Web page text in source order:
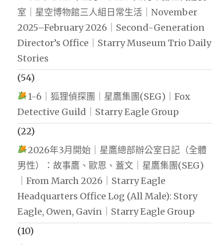
室｜星空博物館三人組日常生活｜November
2025–February 2026｜Second-Generation
Director’s Office｜Starry Museum Trio Daily
Stories
(54)
1-6｜狐狸偵探團｜星鷹集團(SEG)｜Fox
Detective Guild｜Starry Eagle Group
(22)
2026年3月開始｜星鷹總部辦公室日記（全體
男性）：故事鷹、歐恩、蓋文｜星鷹集團(SEG)
｜From March 2026｜Starry Eagle
Headquarters Office Log (All Male): Story
Eagle, Owen, Gavin｜Starry Eagle Group
(10)